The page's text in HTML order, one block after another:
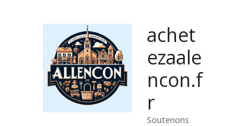
achet
ezaale
ncon.f
r
Soutenons